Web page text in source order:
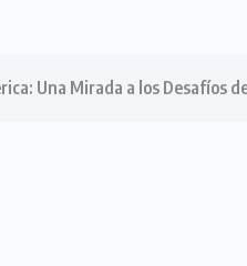
Una Mirada a los Desafíos